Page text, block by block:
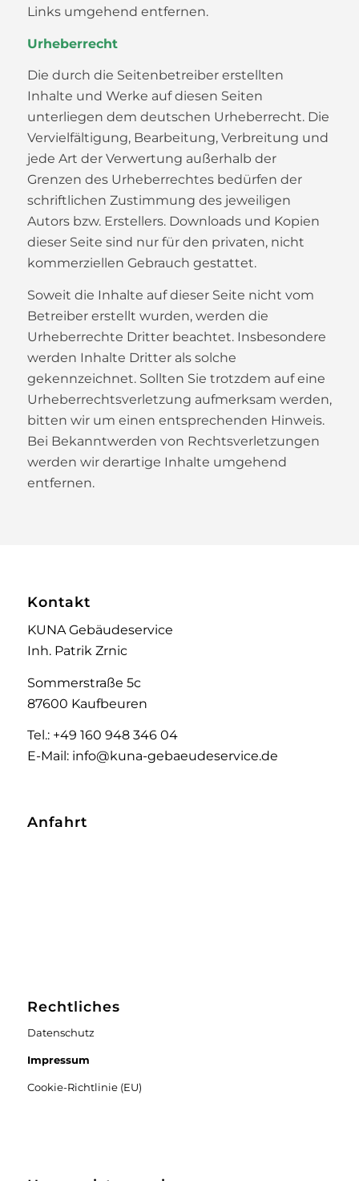
Links umgehend entfernen.
Urheberrecht
Die durch die Seitenbetreiber erstellten
Inhalte und Werke auf diesen Seiten
unterliegen dem deutschen Urheberrecht. Die
Vervielfältigung, Bearbeitung, Verbreitung und
jede Art der Verwertung außerhalb der
Grenzen des Urheberrechtes bedürfen der
schriftlichen Zustimmung des jeweiligen
Autors bzw. Erstellers. Downloads und Kopien
dieser Seite sind nur für den privaten, nicht
kommerziellen Gebrauch gestattet.
Soweit die Inhalte auf dieser Seite nicht vom
Betreiber erstellt wurden, werden die
Urheberrechte Dritter beachtet. Insbesondere
werden Inhalte Dritter als solche
gekennzeichnet. Sollten Sie trotzdem auf eine
Urheberrechtsverletzung aufmerksam werden,
bitten wir um einen entsprechenden Hinweis.
Bei Bekanntwerden von Rechtsverletzungen
werden wir derartige Inhalte umgehend
entfernen.
Kontakt
KUNA Gebäudeservice
Inh. Patrik Zrnic
Sommerstraße 5c
87600 Kaufbeuren
Tel.: +49 160 948 346 04
E-Mail: info@kuna-gebaeudeservice.de
Anfahrt
Rechtliches
Datenschutz
Impressum
Cookie-Richtlinie (EU)